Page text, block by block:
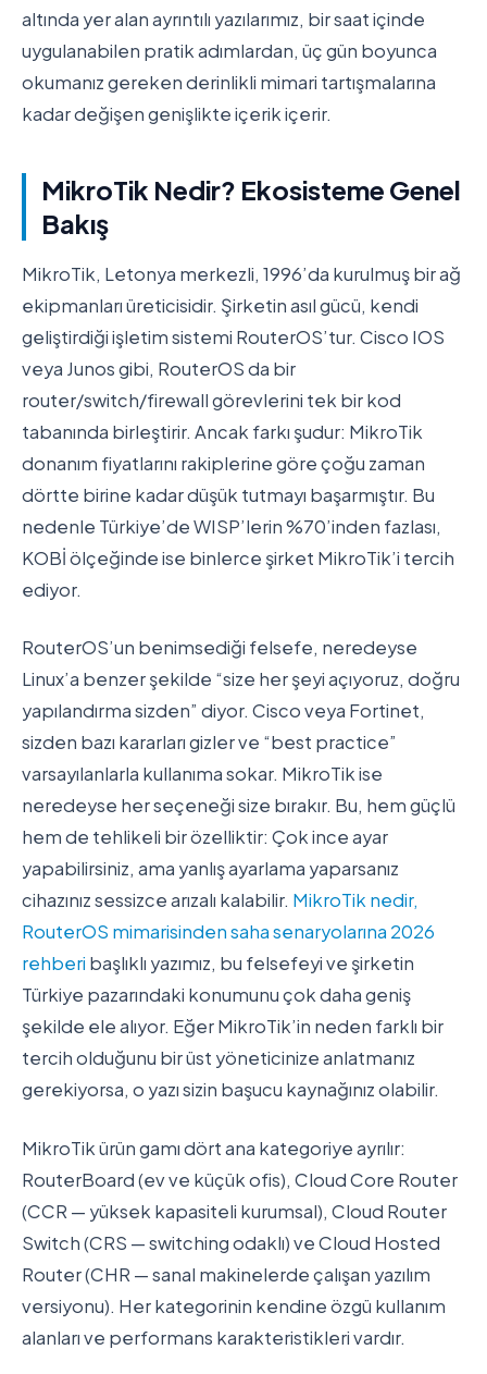
altında yer alan ayrıntılı yazılarımız, bir saat içinde
uygulanabilen pratik adımlardan, üç gün boyunca
okumanız gereken derinlikli mimari tartışmalarına
kadar değişen genişlikte içerik içerir.
MikroTik Nedir? Ekosisteme Genel
Bakış
MikroTik, Letonya merkezli, 1996’da kurulmuş bir ağ
ekipmanları üreticisidir. Şirketin asıl gücü, kendi
geliştirdiği işletim sistemi RouterOS’tur. Cisco IOS
veya Junos gibi, RouterOS da bir
router/switch/firewall görevlerini tek bir kod
tabanında birleştirir. Ancak farkı şudur: MikroTik
donanım fiyatlarını rakiplerine göre çoğu zaman
dörtte birine kadar düşük tutmayı başarmıştır. Bu
nedenle Türkiye’de WISP’lerin %70’inden fazlası,
KOBİ ölçeğinde ise binlerce şirket MikroTik’i tercih
ediyor.
RouterOS’un benimsediği felsefe, neredeyse
Linux’a benzer şekilde “size her şeyi açıyoruz, doğru
yapılandırma sizden” diyor. Cisco veya Fortinet,
sizden bazı kararları gizler ve “best practice”
varsayılanlarla kullanıma sokar. MikroTik ise
neredeyse her seçeneği size bırakır. Bu, hem güçlü
hem de tehlikeli bir özelliktir: Çok ince ayar
yapabilirsiniz, ama yanlış ayarlama yaparsanız
cihazınız sessizce arızalı kalabilir. MikroTik nedir,
RouterOS mimarisinden saha senaryolarına 2026
rehberi başlıklı yazımız, bu felsefeyi ve şirketin
Türkiye pazarındaki konumunu çok daha geniş
şekilde ele alıyor. Eğer MikroTik’in neden farklı bir
tercih olduğunu bir üst yöneticinize anlatmanız
gerekiyorsa, o yazı sizin başucu kaynağınız olabilir.
MikroTik ürün gamı dört ana kategoriye ayrılır:
RouterBoard (ev ve küçük ofis), Cloud Core Router
(CCR — yüksek kapasiteli kurumsal), Cloud Router
Switch (CRS — switching odaklı) ve Cloud Hosted
Router (CHR — sanal makinelerde çalışan yazılım
versiyonu). Her kategorinin kendine özgü kullanım
alanları ve performans karakteristikleri vardır.